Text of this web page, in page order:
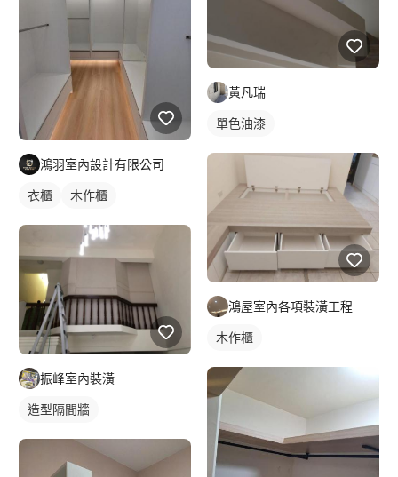
鴻羽室內設計有限公司
衣櫃 木作櫃
振峰室內裝潢
造型隔間牆
黃凡瑞
單色油漆
鴻屋室內各項裝潢工程
木作櫃